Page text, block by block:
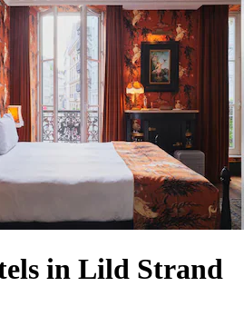
in Lild Strand